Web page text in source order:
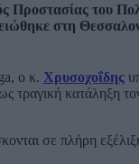
Προστασίας του
στη
ο κ. Χρυσοχοΐδης
τραγική κατάληξη
σε πλήρη